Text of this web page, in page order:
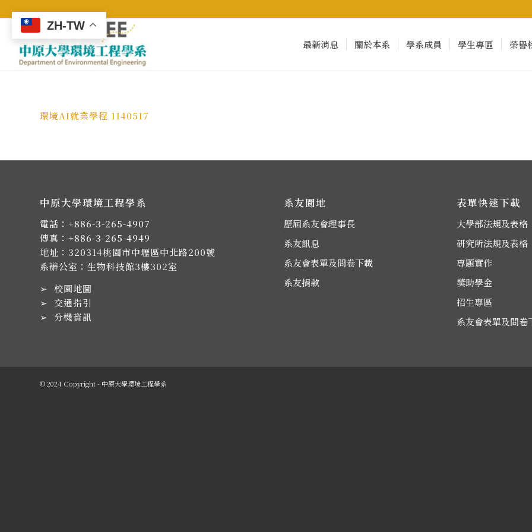
最新消息 關於本系 學系成員 學生專區 榮譽
環境AI就業學程 1140517
中原大學環境工程學系
電話： +886-3-265-4907
傳真：+886-3-265-4949
地址： 320314桃園市中壢區中北路200號
系辦公室：生物科技館3樓302室
➢ 校園地圖
➢ 交通指引
➢ 分機資訊
系友園地
歷屆系友會理事長
系友訊息
系友會表單及問卷下載
系友捐款
表單快速下載
大學部法規及表格
研究所法規及表格
專題實作
獎助學金
招生專區
系友會表單及問卷
© 2024 Copyright - 中原大學環境工程學系
ZH-TW